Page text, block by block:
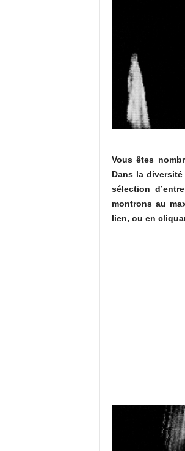
Vous êtes
Dans la
sélection
montrons au
lien, ou en